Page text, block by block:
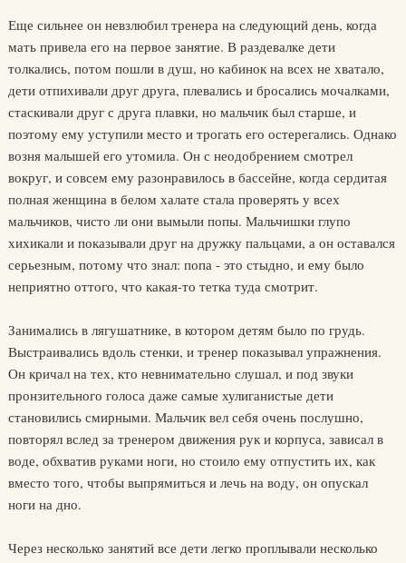
Еще сильнее он невзлюбил тренера на следующий день, когда
мать привела его на первое занятие. В раздевалке дети
толкались, потом пошли в душ, но кабинок на всех не хватало,
дети отпихивали друг друга, плевались и бросались мочалками,
стаскивали друг с друга плавки, но мальчик был старше, и
поэтому ему уступили место и трогать его остерегались. Однако
возня малышей его утомила. Он с неодобрением смотрел
вокруг, и совсем ему разонравилось в бассейне, когда сердитая
полная женщина в белом халате стала проверять у всех
мальчиков, чисто ли они вымыли попы. Мальчишки глупо
хихикали и показывали друг на дружку пальцами, а он оставался
серьезным, потому что знал: попа - это стыдно, и ему было
неприятно оттого, что какая-то тетка туда смотрит.
Занимались в лягушатнике, в котором детям было по грудь.
Выстраивались вдоль стенки, и тренер показывал упражнения.
Он кричал на тех, кто невнимательно слушал, и под звуки
пронзительного голоса даже самые хулиганистые дети
становились смирными. Мальчик вел себя очень послушно,
повторял вслед за тренером движения рук и корпуса, зависал в
воде, обхватив руками ноги, но стоило ему отпустить их, как
вместо того, чтобы выпрямиться и лечь на воду, он опускал
ноги на дно.
Через несколько занятий все дети легко проплывали несколько